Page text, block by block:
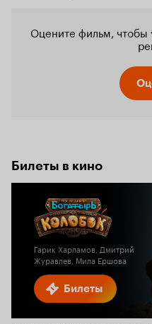
Оцените фильм, чтобы
Билеты в кино
Билеты
Гарик Харламов, Дмитрий
Журавлев, Мила Ершова